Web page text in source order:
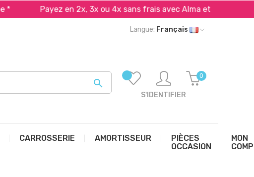
Payez en 2x, 3x ou 4x sans frais avec Alma et PayPal*
Langue: Français

S'IDENTIFIER
0
CARROSSERIE AMORTISSEUR
PIÈCES
OCCASION
MON